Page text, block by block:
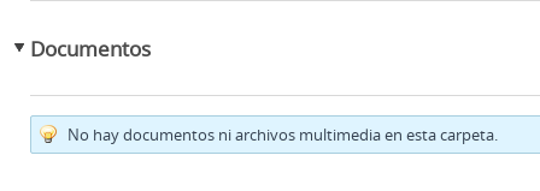
Documentos
No hay documentos ni archivos multimedia en esta carpeta.